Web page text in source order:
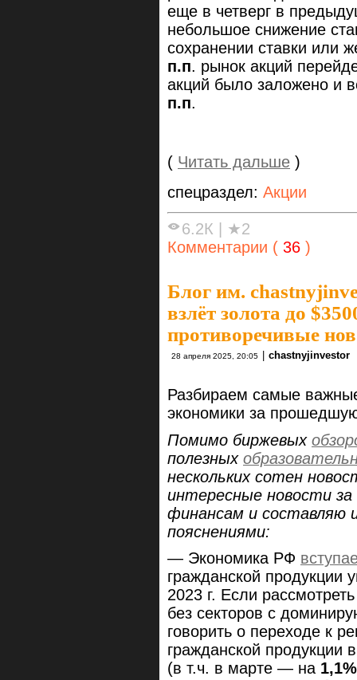
еще в четверг в
небольшое снижение
сохранении ставки или
п.п. рынок акций
акций было заложено и
п.п.
( Читать дальше )
спецраздел: Акции
6.2К
★2
Комментарии ( 36 )
Блог им.
взлёт золота до
противоречивые
28 апреля 2025, 20:05 chastnyjinvestor
Разбираем самые
экономики за
Помимо биржевых
полезных
нескольких сотен
интересные новости
финансам и составляю
пояснениями:
— Экономика РФ
гражданской продукции
2023 г. Если
без секторов с
говорить о переходе к
гражданской продукции
(в т.ч. в марте — на 1,1%